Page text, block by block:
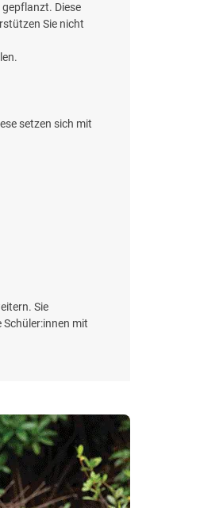
Diese
Sie nicht
setzen sich mit
Sie
mit